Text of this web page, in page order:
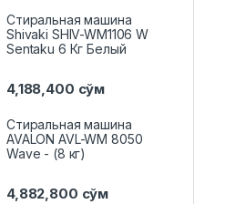
Стиральная машина
Shivaki SHIV-WM1106 W
Sentaku 6 Кг Белый
4,188,400 сўм
Стиральная машина
AVALON AVL-WM 8050
Wave - (8 кг)
4,882,800 сўм